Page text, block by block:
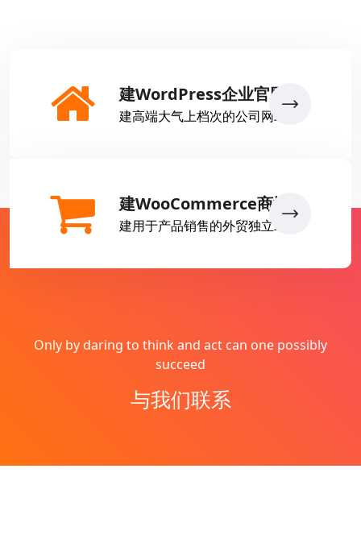
建WordPress企业官网
建高端大气上档次的公司网站
建WooCommerce商城
建用于产品销售的外贸独立站
Only by daring to think and act can one possibly
succeed
与我们联系